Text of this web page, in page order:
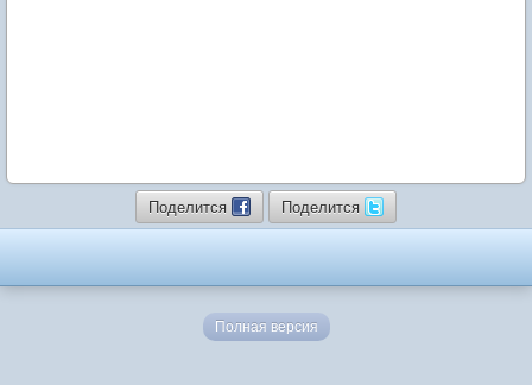
Поделится Поделится
Полная версия